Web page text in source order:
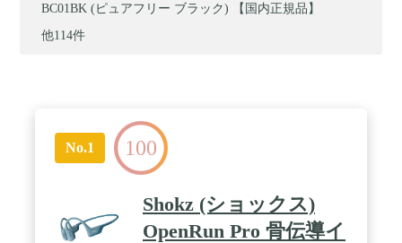
BC01BK (ピュアフリー ブラック) 【国内正規品】
他114件
No.1 100
Shokz (ショックス)
OpenRun Pro 骨伝導イ